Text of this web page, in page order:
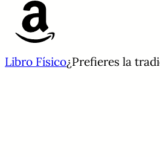
Libro Físico¿Prefieres la